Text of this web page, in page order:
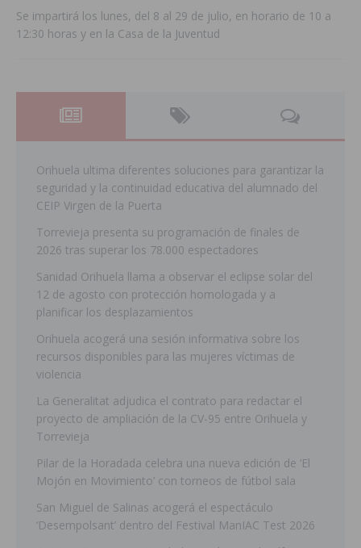
Se impartirá los lunes, del 8 al 29 de julio, en horario de 10 a
12:30 horas y en la Casa de la Juventud
Orihuela ultima diferentes soluciones para garantizar la
seguridad y la continuidad educativa del alumnado del
CEIP Virgen de la Puerta
Torrevieja presenta su programación de finales de
2026 tras superar los 78.000 espectadores
Sanidad Orihuela llama a observar el eclipse solar del
12 de agosto con protección homologada y a
planificar los desplazamientos
Orihuela acogerá una sesión informativa sobre los
recursos disponibles para las mujeres víctimas de
violencia
La Generalitat adjudica el contrato para redactar el
proyecto de ampliación de la CV-95 entre Orihuela y
Torrevieja
Pilar de la Horadada celebra una nueva edición de ‘El
Mojón en Movimiento’ con torneos de fútbol sala
San Miguel de Salinas acogerá el espectáculo
‘Desempolsant’ dentro del Festival ManIAC Test 2026